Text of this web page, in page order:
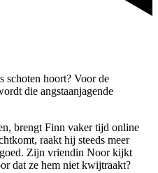
schoten hoort? Voor de
die angstaanjagende
brengt Finn vaker tijd online
raakt hij steeds meer
Zijn vriendin Noor kijkt
dat ze hem niet kwijtraakt?